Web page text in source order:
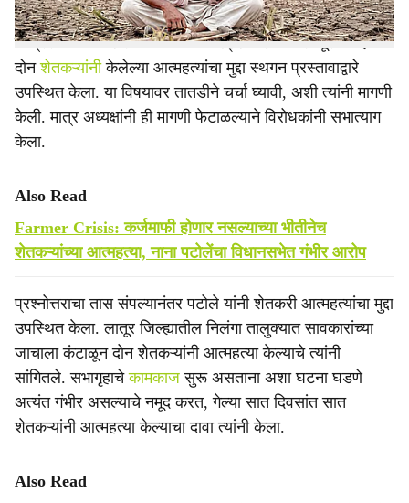
काँग्रेसचे नाना पटोले आणि विजय वडेट्टीवार यांनी लातूर जिल्ह्यात
दोनशेतकऱ्यांनीकेलेल्या आत्महत्यांचा मुद्दा स्थगन प्रस्तावाद्वारे
उपस्थित केला. या विषयावर तातडीने चर्चा घ्यावी, अशी त्यांनी मागणी
केली. मात्र अध्यक्षांनी ही मागणी फेटाळल्याने विरोधकांनी सभात्याग
केला.
Also Read
Farmer Crisis: कर्जमाफी होणार नसल्याच्या भीतीनेच
शेतकऱ्यांच्या आत्महत्या, नाना पटोलेंचा विधानसभेत गंभीर आरोप
प्रश्नोत्तराचा तास संपल्यानंतर पटोले यांनी शेतकरी आत्महत्यांचा मुद्दा
उपस्थित केला. लातूर जिल्ह्यातील निलंगा तालुक्यात सावकारांच्या
जाचाला कंटाळून दोन शेतकऱ्यांनी आत्महत्या केल्याचे त्यांनी
सांगितले. सभागृहाचेकामकाज सुरू असताना अशा घटना घडणे
अत्यंत गंभीर असल्याचे नमूद करत, गेल्या सात दिवसांत सात
शेतकऱ्यांनी आत्महत्या केल्याचा दावा त्यांनी केला.
Also Read